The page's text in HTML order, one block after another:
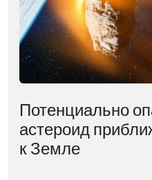
Потенциально
астероид
к Земле